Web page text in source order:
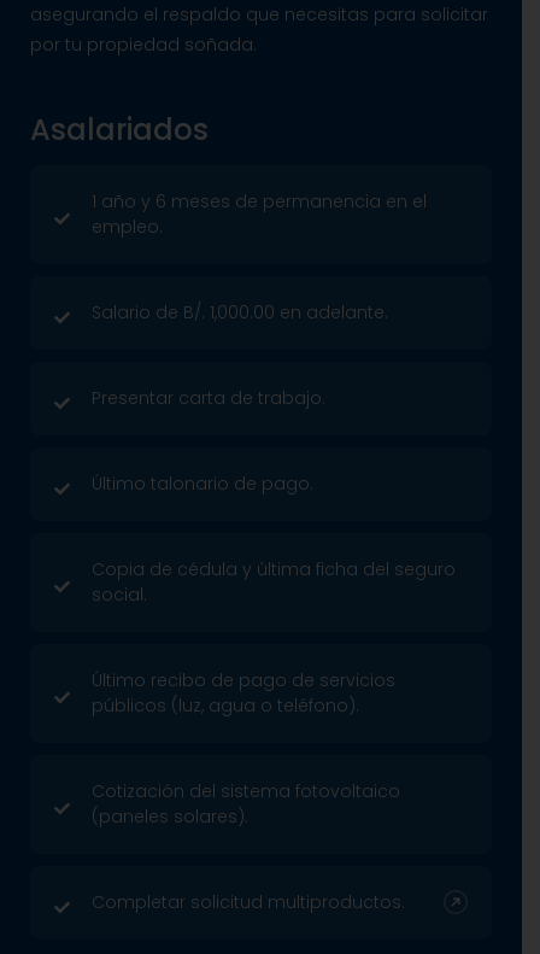
asegurando el respaldo que necesitas para solicitar
por tu propiedad soñada.
Asalariados
1 año y 6 meses de permanencia en el
empleo.
Salario de B/. 1,000.00 en adelante.
Presentar carta de trabajo.
Último talonario de pago.
Copia de cédula y última ficha del seguro
social.
Último recibo de pago de servicios
públicos (luz, agua o teléfono).
Cotización del sistema fotovoltaico
(paneles solares).
Completar solicitud multiproductos.